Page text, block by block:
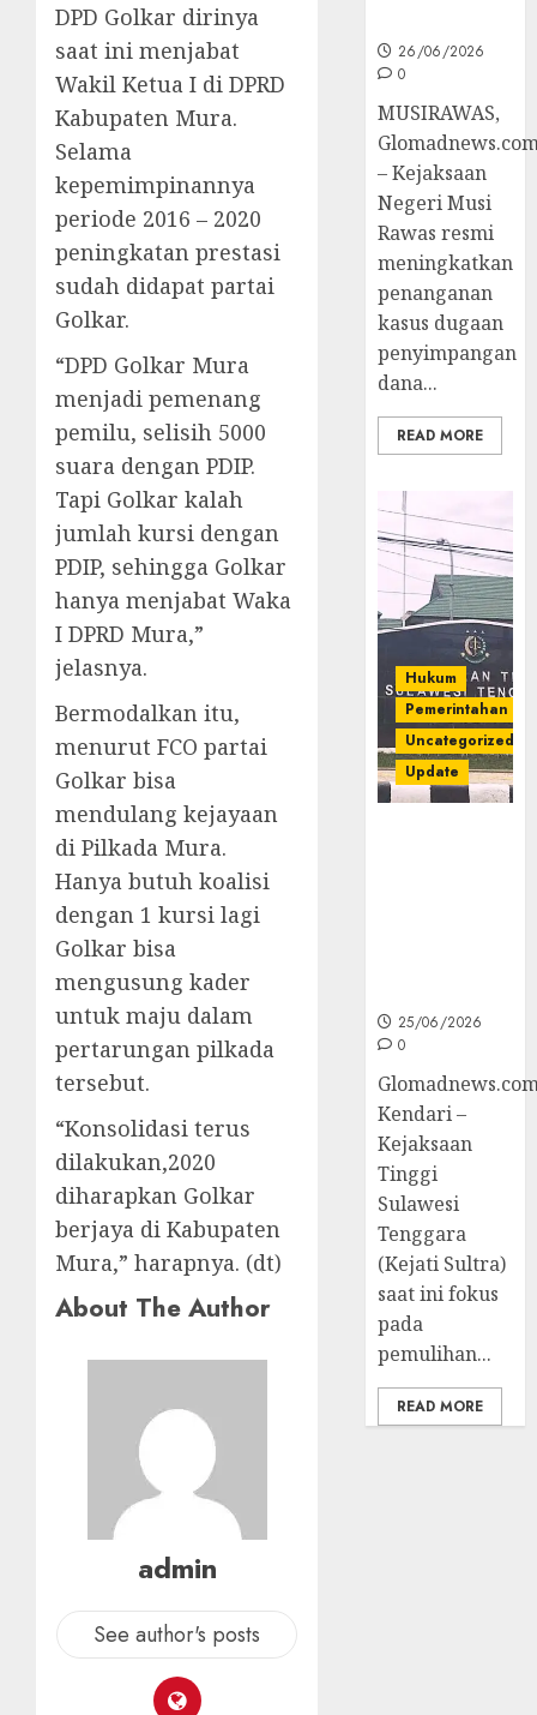
DPD Golkar dirinya
saat ini menjabat
Wakil Ketua I di DPRD
Kabupaten Mura.
Selama
kepemimpinannya
periode 2016 – 2020
peningkatan prestasi
sudah didapat partai
Golkar.
“DPD Golkar Mura
menjadi pemenang
pemilu, selisih 5000
suara dengan PDIP.
Tapi Golkar kalah
jumlah kursi dengan
PDIP, sehingga Golkar
hanya menjabat Waka
I DPRD Mura,”
jelasnya.
Bermodalkan itu,
menurut FCO partai
Golkar bisa
mendulang kejayaan
di Pilkada Mura.
Hanya butuh koalisi
dengan 1 kursi lagi
Golkar bisa
mengusung kader
untuk maju dalam
pertarungan pilkada
tersebut.
“Konsolidasi terus
dilakukan,2020
diharapkan Golkar
berjaya di Kabupaten
Mura,” harapnya. (dt)
About The Author
admin
See author's posts
26/06/2026
0
MUSIRAWAS,
– Kejaksaan
Negeri Musi
Rawas resmi
meningkatkan
penanganan
kasus dugaan
penyimpangan
dana...
READ MORE
Hukum
Pemerintahan
Uncategorized
Update
25/06/2026
0
Kendari –
Kejaksaan
Tinggi
Sulawesi
Tenggara
(Kejati Sultra)
saat ini fokus
pada
pemulihan...
READ MORE